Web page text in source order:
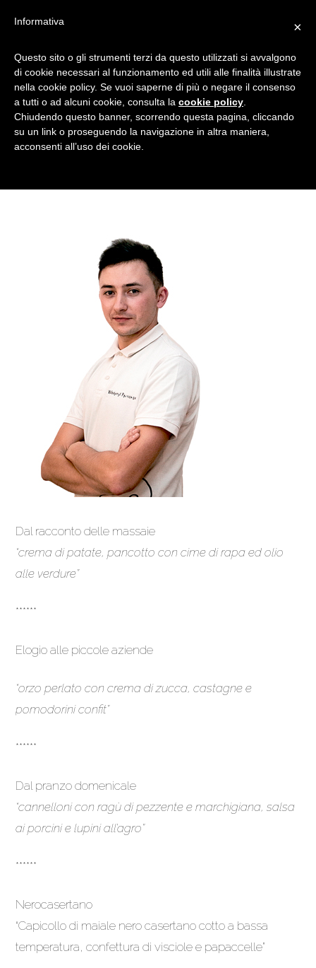
Percorso d’entroterra del 1
novembre 2015
Dal racconto delle massaie
“crema di patate, pancotto con cime di rapa ed olio
alle verdure”
******
Elogio alle piccole aziende
“orzo perlato con crema di zucca, castagne e
pomodorini confit”
******
Dal pranzo domenicale
“cannelloni con ragù di pezzente e marchigiana, salsa
ai porcini e lupini all’agro”
******
Nerocasertano
“Capicollo di maiale nero casertano cotto a bassa
temperatura, confettura di visciole e papaccelle”
×
Informativa
Questo sito o gli strumenti terzi da questo utilizzati si avvalgono
di cookie necessari al funzionamento ed utili alle finalità illustrate
nella cookie policy. Se vuoi saperne di più o negare il consenso
a tutti o ad alcuni cookie, consulta la cookie policy
Chiudendo questo banner, scorrendo questa pagina, cliccando
su un link o proseguendo la navigazione in altra maniera,
acconsenti all’uso dei cookie.